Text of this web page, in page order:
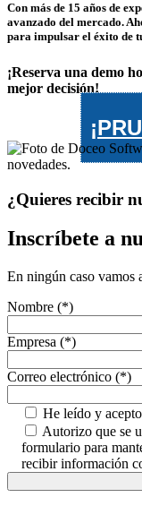
Con más de 15 años de
avanzado del mercado.
para impulsar el éxito de
¡Reserva una demo
mejor decisión!
¿Quieres recibir
Inscríbete a
En ningún caso vamos
Nombre (*)
Empresa (*)
Correo electrónico (*)
He leído y
Autorizo que se
formulario para
recibir información